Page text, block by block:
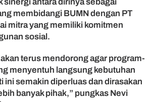
r
y
a
n
M
a
membidangi BUMN dengan PT
mitra yang memiliki komitmen
sosial.
terus mendorong agar program-
menyentuh langsung kebutuhan
ini semakin diperluas dan dirasakan
banyak pihak,” pungkas Nevi